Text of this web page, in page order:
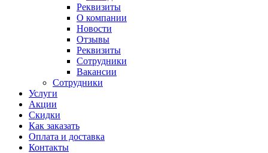
Реквизиты
О компании
Новости
Отзывы
Реквизиты
Сотрудники
Вакансии
Сотрудники
Услуги
Акции
Скидки
Как заказать
Оплата и доставка
Контакты